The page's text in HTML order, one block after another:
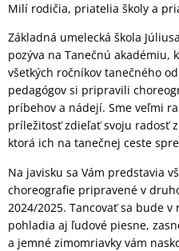
Milí rodičia, priatelia školy a
Základná umelecká škola
pozýva na Tanečnú akadémiu,
všetkých ročníkov tanečného
pedagógov si pripravili
príbehov a nádejí. Sme veľmi
príležitosť zdieľať svoju radosť
ktorá ich na tanečnej ceste
Na javisku sa Vám predstavia
choreografie pripravené v
2024/2025. Tancovať sa bude
pohladia aj ľudové piesne,
a jemné zimomriavky vám